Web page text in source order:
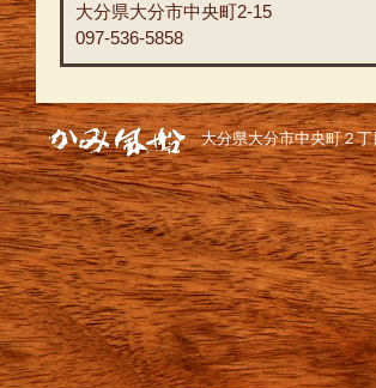
大分県大分市中央町2-15
097-536-5858
大分県大分市中央町２丁